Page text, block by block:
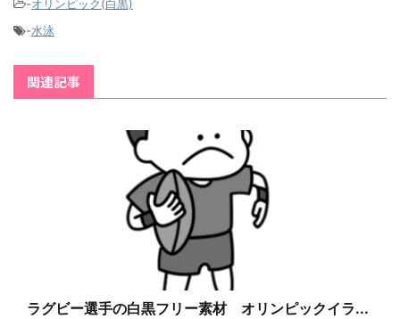
-オリンピック(白黒)
-水泳
関連記事
ラグビー選手の白黒フリー素材 オリンピックイラ...